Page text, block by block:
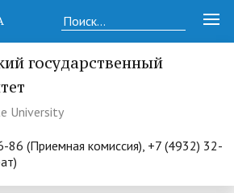
государственный
University
86 (Приемная комиссия), +7 (4932) 32-